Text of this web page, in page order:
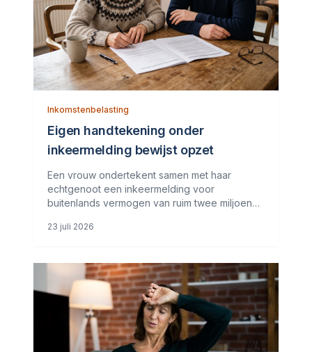
Inkomstenbelasting
Eigen handtekening onder
inkeermelding bewijst opzet
Een vrouw ondertekent samen met haar
echtgenoot een inkeermelding voor
buitenlands vermogen van ruim twee miljoen
haar tot eind 2017 onwetend heeft gehouden
23 juli 2026